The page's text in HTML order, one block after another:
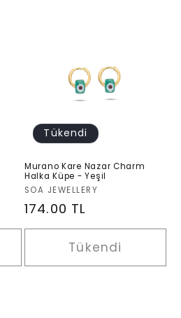
Tükendi
Murano Kare Nazar Charm
Halka Küpe - Yeşil
Satıcı:
SOA JEWELLERY
Normal
fiyat
174.00 TL
Tükendi